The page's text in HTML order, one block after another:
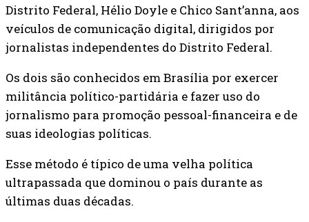
Distrito Federal, Hélio Doyle e Chico Sant’anna, aos
veículos de comunicação digital, dirigidos por
jornalistas independentes do Distrito Federal.
Os dois são conhecidos em Brasília por exercer
militância político-partidária e fazer uso do
jornalismo para promoção pessoal-financeira e de
suas ideologias políticas.
Esse método é típico de uma velha política
ultrapassada que dominou o país durante as
últimas duas décadas.